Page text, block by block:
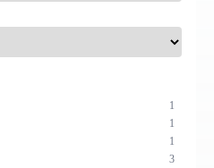
1
1
1
3